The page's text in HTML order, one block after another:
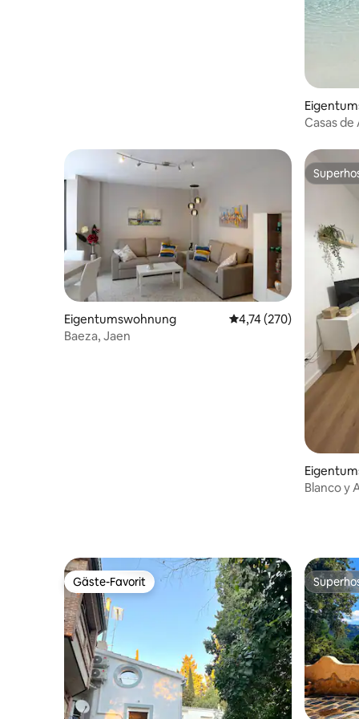
Casas
Eigentumswohnung Durchschnittliche
4,74 (270)
Baeza, Jaen
Blanco y
Gäste-Favorit
Gäste-Favorit